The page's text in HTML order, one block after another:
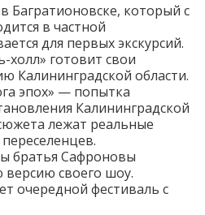
Багратионовске, который с
в частной
для первых экскурсий.
холл» готовит свои
Калининградской области.
эпох» — попытка
Калининградской
лежат реальные
братья Сафроновы
своего шоу.
очередной фестиваль с